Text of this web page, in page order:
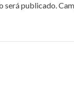
será publicado.